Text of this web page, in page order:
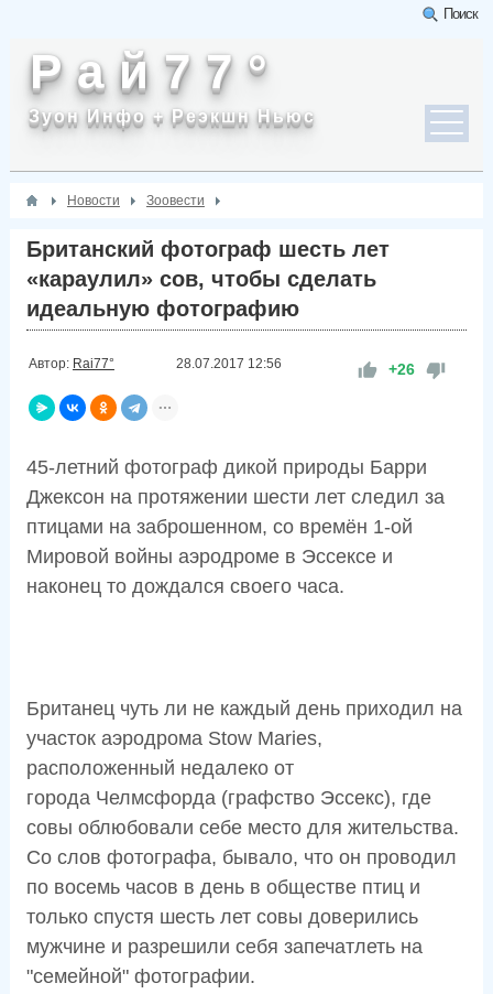
Поиск
Р а й 7 7 °
Зуон Инфо + Реэкшн Ньюс
Новости Зоовести
Британский фотограф шесть лет
«караулил» сов, чтобы сделать
идеальную фотографию
Автор: Rai77° 28.07.2017 12:56 +26
45-летний фотограф дикой природы Барри
Джексон на протяжении шести лет следил за
птицами на заброшенном, со времён 1-ой
Мировой войны аэродроме в Эссексе и
наконец то дождался своего часа.
Британец чуть ли не каждый день приходил на
участок аэродрома Stow Maries,
расположенный недалеко от
города Челмсфорда (графство Эссекс), где
совы облюбовали себе место для жительства.
Со слов фотографа, бывало, что он проводил
по восемь часов в день в обществе птиц и
только спустя шесть лет совы доверились
мужчине и разрешили себя запечатлеть на
"семейной" фотографии.